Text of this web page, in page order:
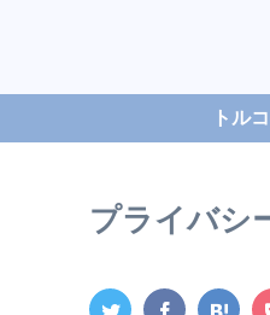
トル
プライバシ